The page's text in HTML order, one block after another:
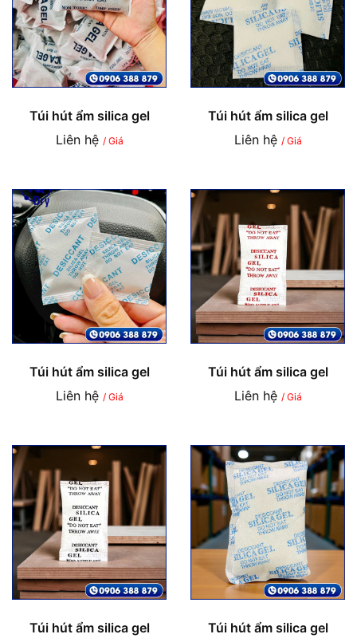
Túi hút ẩm silica gel
Liên hệ / Giá
Túi hút ẩm silica gel
Liên hệ / Giá
Túi hút ẩm silica gel
Liên hệ / Giá
Túi hút ẩm silica gel
Liên hệ / Giá
Túi hút ẩm silica gel
Túi hút ẩm silica gel